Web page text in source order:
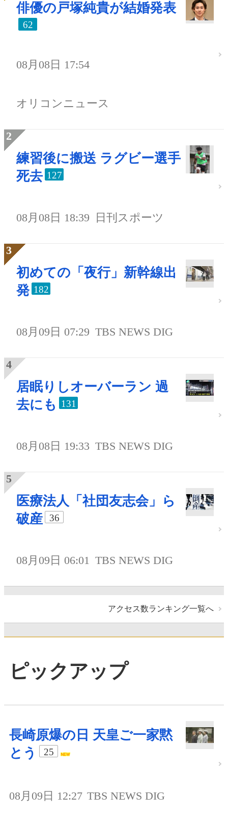
俳優の戸塚純貴が結婚発表
62
08月08日 17:54
オリコンニュース
練習後に搬送 ラグビー選手
死去 127
08月08日 18:39 日刊スポーツ
初めての「夜行」新幹線出
発 182
08月09日 07:29 TBS NEWS DIG
居眠りしオーバーラン 過
去にも
131
08月08日 19:33 TBS NEWS DIG
医療法人「社団友志会」ら
破産
36
08月09日 06:01 TBS NEWS DIG
アクセス数ランキング一覧へ
ピックアップ
長崎原爆の日 天皇ご一家黙
とう
25
08月09日 12:27 TBS NEWS DIG